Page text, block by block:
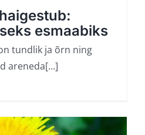
esmaabiks
tundlik ja õrn ning
areneda[...]